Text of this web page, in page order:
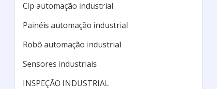
Clp automação industrial
Painéis automação industrial
Robô automação industrial
Sensores industriais
INSPEÇÃO INDUSTRIAL